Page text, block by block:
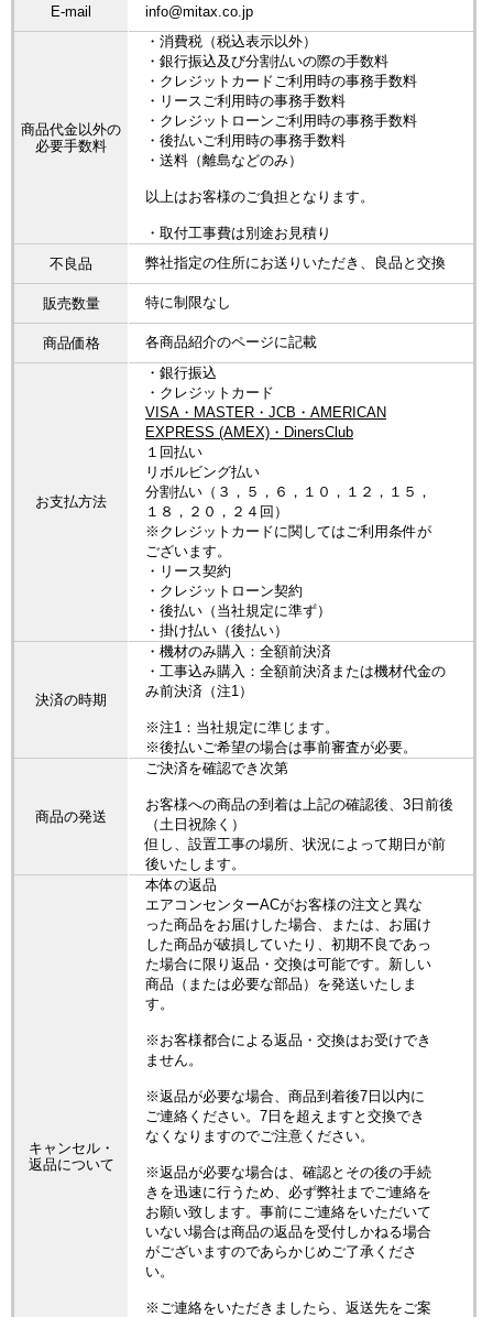
E-mail info@mitax.co.jp
商品代金以外の
必要手数料
・消費税（税込表示以外）
・銀行振込及び分割払いの際の手数料
・クレジットカードご利用時の事務手数料
・リースご利用時の事務手数料
・クレジットローンご利用時の事務手数料
・後払いご利用時の事務手数料
・送料（離島などのみ）
以上はお客様のご負担となります。
・取付工事費は別途お見積り
不良品
弊社指定の住所にお送りいただき、良品と交換
販売数量 特に制限なし
商品価格 各商品紹介のページに記載
お支払方法
・銀行振込
・クレジットカード
VISA・MASTER・JCB・AMERICAN
EXPRESS (AMEX)・DinersClub
１回払い
リボルビング払い
分割払い（３，５，６，１０，１２，１５，
１８，２０，２４回）
※クレジットカードに関してはご利用条件が
ございます。
・リース契約
・クレジットローン契約
・後払い（当社規定に準ず）
・掛け払い（後払い）
決済の時期
・機材のみ購入：全額前決済
・工事込み購入：全額前決済または機材代金の
み前決済（注1）
※注1：当社規定に準じます。
※後払いご希望の場合は事前審査が必要。
商品の発送
ご決済を確認でき次第
お客様への商品の到着は上記の確認後、3日前後
（土日祝除く）
但し、設置工事の場所、状況によって期日が前
後いたします。
キャンセル・
返品について
本体の返品
エアコンセンターACがお客様の注文と異な
った商品をお届けした場合、または、お届け
した商品が破損していたり、初期不良であっ
た場合に限り返品・交換は可能です。新しい
商品（または必要な部品）を発送いたしま
す。
※お客様都合による返品・交換はお受けでき
ません。
※返品が必要な場合、商品到着後7日以内に
ご連絡ください。7日を超えますと交換でき
なくなりますのでご注意ください。
※返品が必要な場合は、確認とその後の手続
きを迅速に行うため、必ず弊社までご連絡を
お願い致します。事前にご連絡をいただいて
いない場合は商品の返品を受付しかねる場合
がございますのであらかじめご了承くださ
い。
※ご連絡をいただきましたら、返送先をご案